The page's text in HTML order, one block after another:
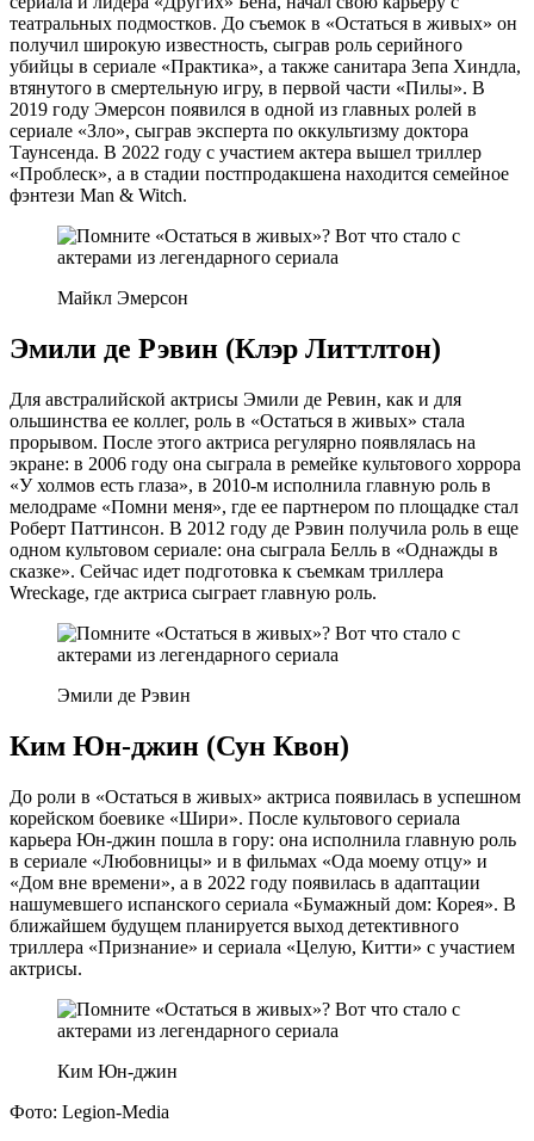
театральных подмостков. До съемок в «Остаться в живых» он
получил широкую известность, сыграв роль серийного
убийцы в сериале «Практика», а также санитара Зепа Хиндла,
втянутого в смертельную игру, в первой части «Пилы». В
2019 году Эмерсон появился в одной из главных ролей в
сериале «Зло», сыграв эксперта по оккультизму доктора
Таунсенда. В 2022 году с участием актера вышел триллер
«Проблеск», а в стадии постпродакшена находится семейное
фэнтези Man & Witch.
Майкл Эмерсон
Эмили де Рэвин (Клэр Литтлтон)
Для австралийской актрисы Эмили де Ревин, как и для
ольшинства ее коллег, роль в «Остаться в живых» стала
прорывом. После этого актриса регулярно появлялась на
экране: в 2006 году она сыграла в ремейке культового хоррора
«У холмов есть глаза», в 2010-м исполнила главную роль в
мелодраме «Помни меня», где ее партнером по площадке стал
Роберт Паттинсон. В 2012 году де Рэвин получила роль в еще
одном культовом сериале: она сыграла Белль в «Однажды в
сказке». Сейчас идет подготовка к съемкам триллера
Wreckage, где актриса сыграет главную роль.
Эмили де Рэвин
Ким Юн-джин (Сун Квон)
До роли в «Остаться в живых» актриса появилась в успешном
корейском боевике «Шири». После культового сериала
карьера Юн-джин пошла в гору: она исполнила главную роль
в сериале «Любовницы» и в фильмах «Ода моему отцу» и
«Дом вне времени», а в 2022 году появилась в адаптации
нашумевшего испанского сериала «Бумажный дом: Корея». В
ближайшем будущем планируется выход детективного
триллера «Признание» и сериала «Целую, Китти» с участием
актрисы.
Ким Юн-джин
Фото: Legion-Media